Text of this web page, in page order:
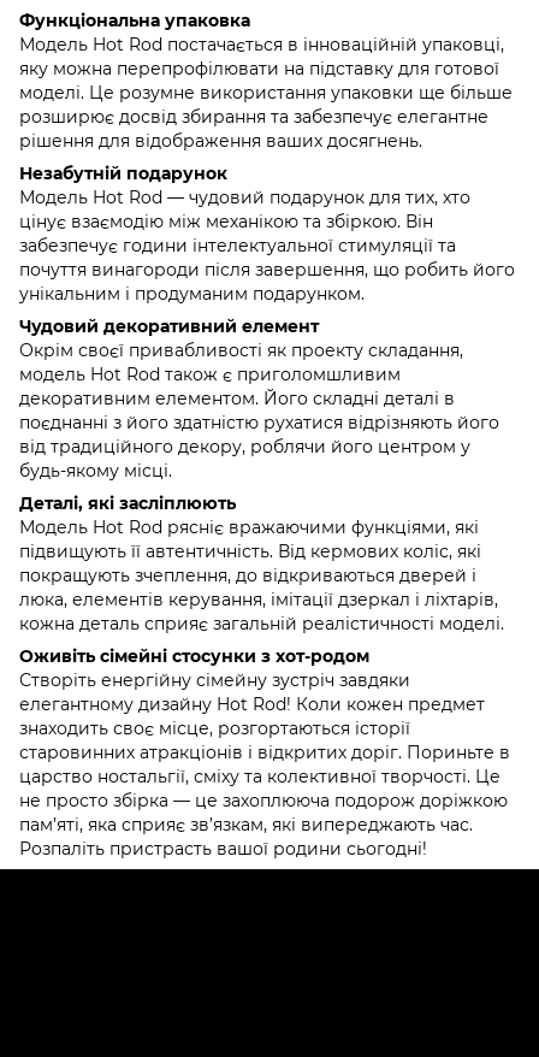
Функціональна упаковка
Модель Hot Rod постачається в інноваційній упаковці,
яку можна перепрофілювати на підставку для готової
моделі. Це розумне використання упаковки ще більше
розширює досвід збирання та забезпечує елегантне
рішення для відображення ваших досягнень.
Незабутній подарунок
Модель Hot Rod — чудовий подарунок для тих, хто
цінує взаємодію між механікою та збіркою. Він
забезпечує години інтелектуальної стимуляції та
почуття винагороди після завершення, що робить його
унікальним і продуманим подарунком.
Чудовий декоративний елемент
Окрім своєї привабливості як проекту складання,
модель Hot Rod також є приголомшливим
декоративним елементом. Його складні деталі в
поєднанні з його здатністю рухатися відрізняють його
від традиційного декору, роблячи його центром у
будь-якому місці.
Деталі, які засліплюють
Модель Hot Rod рясніє вражаючими функціями, які
підвищують її автентичність. Від кермових коліс, які
покращують зчеплення, до відкриваються дверей і
люка, елементів керування, імітації дзеркал і ліхтарів,
кожна деталь сприяє загальній реалістичності моделі.
Оживіть сімейні стосунки з хот-родом
Створіть енергійну сімейну зустріч завдяки
елегантному дизайну Hot Rod! Коли кожен предмет
знаходить своє місце, розгортаються історії
старовинних атракціонів і відкритих доріг. Пориньте в
царство ностальгії, сміху та колективної творчості. Це
не просто збірка — це захоплююча подорож доріжкою
пам’яті, яка сприяє зв’язкам, які випереджають час.
Розпаліть пристрасть вашої родини сьогодні!